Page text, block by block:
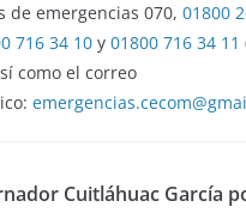
de emergencias 070, 01800
716 34 10y 01800 716 34 11
como el correo
Cuitláhuac García